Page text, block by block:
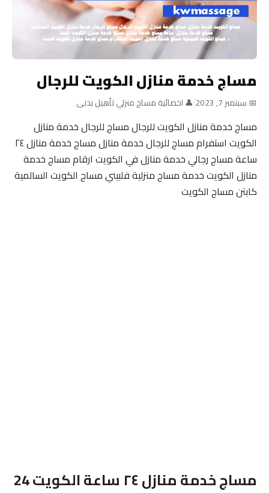
مساج خدمة منازل الكويت للرجال
📅 سبتمبر 7, 2023 |👤 اخصائية مساج منزلي تأهيل بدنى
مساج خدمة منازل الكويت للرجال مساج للرجال خدمة منازل
الكويت استفرام مساج للرجال خدمة منازل مساج خدمة منازل ٢٤
ساعة مساج رجالي خدمة منازل في الكويت ارقام مساج خدمة
منازل الكويت خدمة مساج منزلية فلبيني مساج الكويت السالمية
كابتن مساج الكويت
مساج خدمة منازل ٢٤ ساعة الكويت 24